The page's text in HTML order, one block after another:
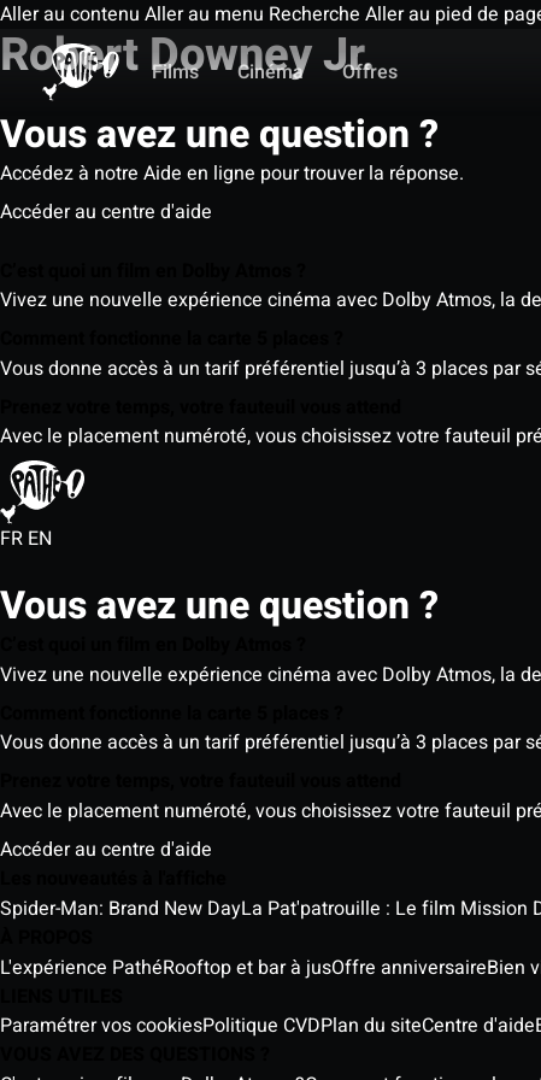
Aller au contenu Aller au menu Recherche Aller au pied de
Films
Cinéma Offres
Robert Downey Jr.
Vous avez une question ?
Accédez à notre Aide en ligne pour trouver la réponse.
Accéder au centre d'aide
Vivez une nouvelle expérience cinéma avec Dolby Atmos, la
Vous donne accès à un tarif préférentiel jusqu’à 3 places par
Avec le placement numéroté, vous choisissez votre fauteuil
FR EN
Vous avez une question ?
Vivez une nouvelle expérience cinéma avec Dolby Atmos, la
Vous donne accès à un tarif préférentiel jusqu’à 3 places par
Avec le placement numéroté, vous choisissez votre fauteuil
Accéder au centre d'aide
Spider-Man: Brand New DayLa Pat'patrouille : Le film Mission
L'expérience PathéRooftop et bar à jusOffre anniversaireBien
Paramétrer vos cookiesPolitique CVDPlan du siteCentre d'aide